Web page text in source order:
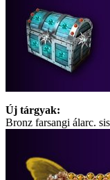
Új tárgyak:
Bronz farsangi álarc.